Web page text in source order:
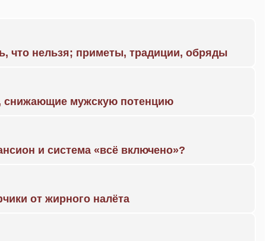
что нельзя; приметы, традиции, обряды
снижающие мужскую потенцию
и система «всё включено»?
от жирного налёта